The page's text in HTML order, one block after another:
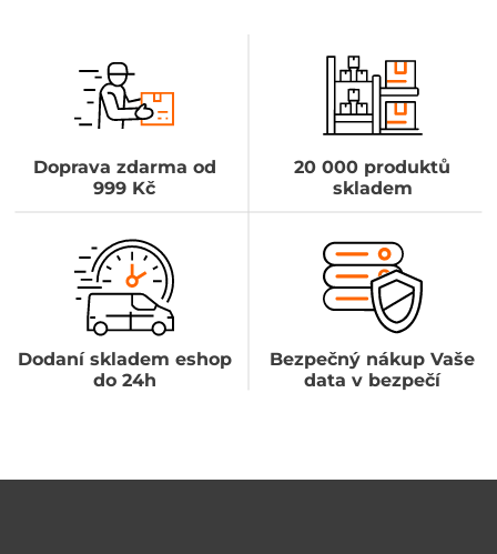
Doprava zdarma od
999 Kč
20 000 produktů
skladem
Dodaní skladem eshop
do 24h
Bezpečný nákup Vaše
data v bezpečí